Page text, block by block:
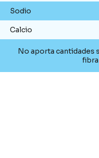
Sodio
Calcio
No aporta cantidades